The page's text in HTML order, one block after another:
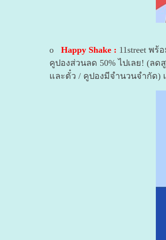
o Happy Shake : 11street พ
คูปองส่วนลด 50% ไปเลย! (ลด
และตั๋ว / คูปองมีจำนวนจำกัด)